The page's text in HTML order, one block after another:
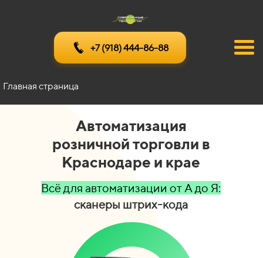
+7 (918) 444-86-88
Главная страница
Автоматизация
розничной торговли в
Краснодаре и крае
Всё для автоматизации от А до Я:
электронныевесы